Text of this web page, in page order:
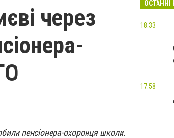
через
пенсіонера-охоронця школи.
ОСТАННІ
18:33
17:58